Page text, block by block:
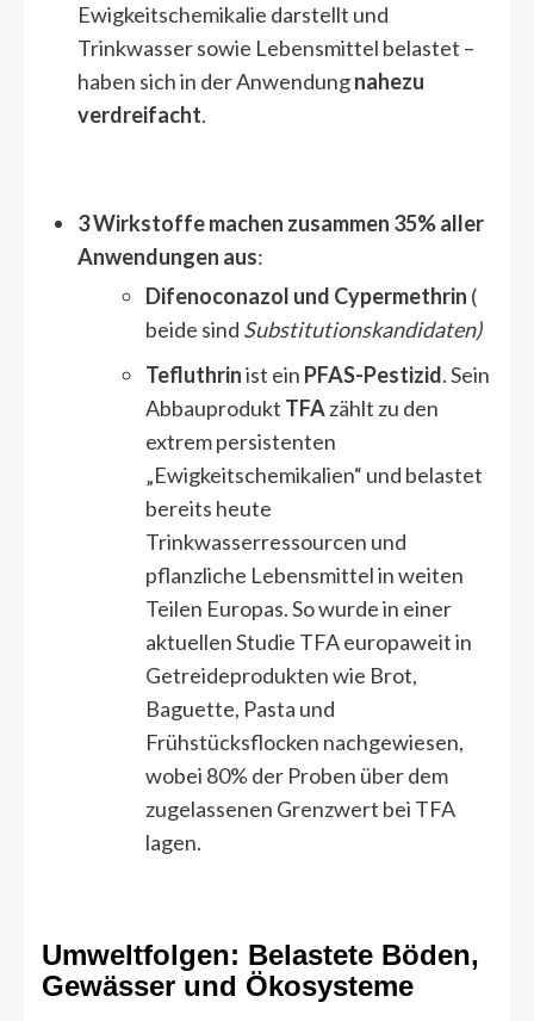
Ewigkeitschemikalie darstellt und
Trinkwasser sowie Lebensmittel belastet –
haben sich in der Anwendungnahezu
verdreifacht.
3 Wirkstoffe machen zusammen 35% aller
Anwendungen aus:
Difenoconazol und Cypermethrin (
beide sind Substitutionskandidaten)
Tefluthrinist ein PFAS-Pestizid. Sein
Abbauprodukt TFAzählt zu den
extrem persistenten
„Ewigkeitschemikalien“ und belastet
bereits heute
Trinkwasserressourcen und
pflanzliche Lebensmittel in weiten
Teilen Europas. So wurde in einer
aktuellen Studie TFA europaweit in
Getreideprodukten wie Brot,
Baguette, Pasta und
Frühstücksflocken nachgewiesen,
wobei 80% der Proben über dem
zugelassenen Grenzwert bei TFA
lagen.
Umweltfolgen: Belastete Böden,
Gewässer und Ökosysteme